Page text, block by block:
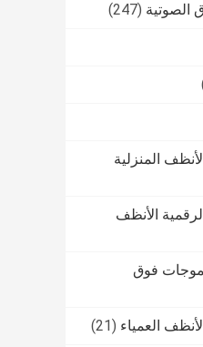
الصوتية (247)
المنزلية
الأنظف
فوق
العمياء (21)